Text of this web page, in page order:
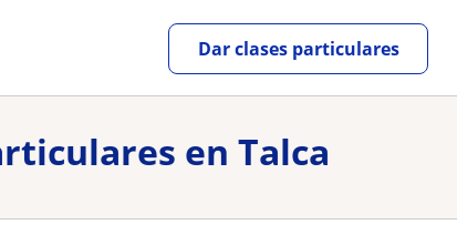
Dar clases particulares
en Talca